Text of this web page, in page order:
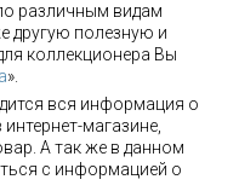
различным видам
другую полезную и
коллекционера Вы
».
вся информация о
магазине,
А так же в данном
с информацией о